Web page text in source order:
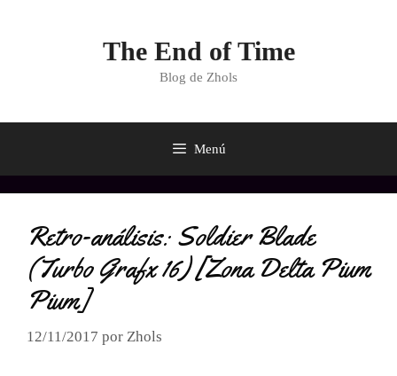
The End of Time
Blog de Zhols
Menú
Retro-análisis: Soldier Blade
(Turbo Grafx 16) [Zona Delta Pium
Pium]
12/11/2017 por Zhols